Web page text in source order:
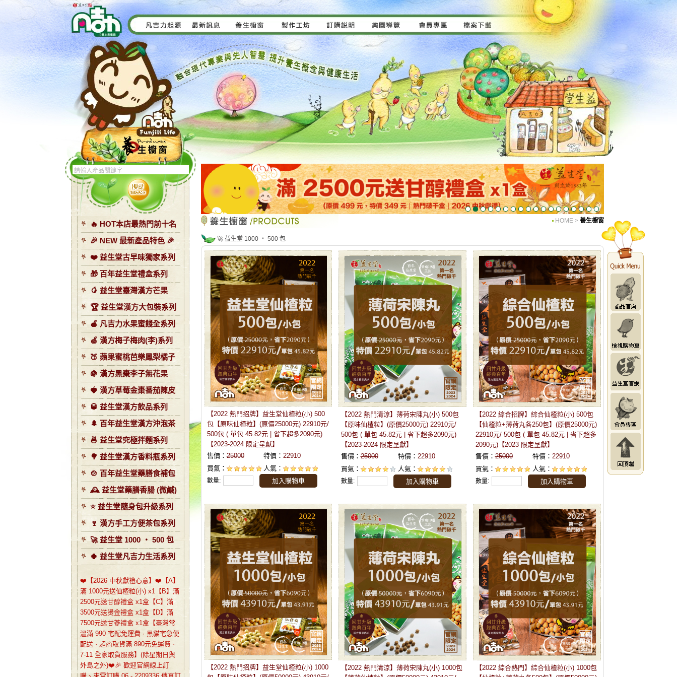
🔥 HOT本店最熱門前十名
🎉 NEW 最新產品特色 🎉
❤️ 益生堂古早味獨家系列
🎁 百年益生堂禮盒系列
🥭 益生堂臺灣漢方芒果
🏆 益生堂漢方大包裝系列
🍎 凡吉力水果蜜餞全系列
🍏 漢方梅子梅肉(李)系列
🍑 蘋果蜜桃芭樂鳳梨橘子
🍇 漢方黑棗李子無花果
🍓 漢方草莓金棗番茄陳皮
🥃 益生堂漢方飲品系列
🌲 百年益生堂漢方沖泡茶
🍜 益生堂究極拌麵系列
🌳 益生堂漢方香料瓶系列
🍲 百年益生堂藥膳食補包
🕰️ 益生堂藥膳香腸 (微鹹)
⭐️ 益生堂隨身包升級系列
🍷 漢方手工方便茶包系列
🚀 益生堂 1000 ‧ 500 包
🍀 益生堂凡吉力生活系列
❤️【2026 中秋獻禮心意】❤️【A】
滿 1000元送仙楂粒(小) x1【B】滿
2500元送甘醇禮盒 x1盒【C】滿
3500元送燙金禮盒 x1盒【D】滿
7500元送甘蔘禮盒 x1盒【臺灣常
溫滿 990 宅配免運費 · 黑貓宅急便
配送 · 超商取貨滿 890元免運費 ·
7-11 全家取貨服務】(除星期日與
外島之外)❤️🎉 歡迎官網線上訂
HOME > 養生櫥窗
🚀 益生堂 1000 ‧ 500 包
【2022 熱門招牌】益生堂仙楂粒(小) 500
包【原味仙楂粒】(原價25000元) 22910元/
500包 ( 單包 45.82元 | 省下超多2090元)
【2023-2024 限定呈獻】
售價：25000 特價： 22910
買氣：
人氣：
數量: 加入購物車
【2022 熱門清涼】薄荷宋陳丸(小) 500包
【原味仙楂粒】(原價25000元) 22910元/
500包 ( 單包 45.82元 | 省下超多2090元)
【2023-2024 限定呈獻】
售價：25000 特價： 22910
買氣：
人氣：
數量: 加入購物車
【2022 綜合招牌】綜合仙楂粒(小) 500包
【仙楂粒+薄荷丸各250包】(原價25000元)
22910元/ 500包 ( 單包 45.82元 | 省下超多
2090元)【2023 限定呈獻】
售價：25000 特價： 22910
買氣：
人氣：
數量: 加入購物車
【2022 熱門招牌】益生堂仙楂粒(小) 1000
【2022 熱門清涼】薄荷宋陳丸(小) 1000包
【2022 綜合熱門】綜合仙楂粒(小) 1000包